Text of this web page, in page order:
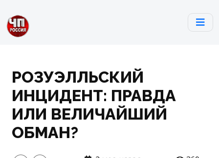
РОЗУЭЛЛЬСКИЙ
ИНЦИДЕНТ: ПРАВДА
ИЛИ ВЕЛИЧАЙШИЙ
ОБМАН?